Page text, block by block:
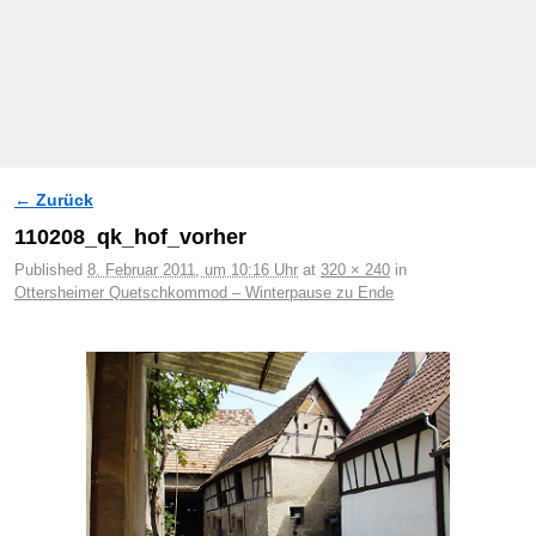
Bilder-Navigation
← Zurück
110208_qk_hof_vorher
Published 8. Februar 2011, um 10:16 Uhr at 320 × 240 in
Ottersheimer Quetschkommod – Winterpause zu Ende